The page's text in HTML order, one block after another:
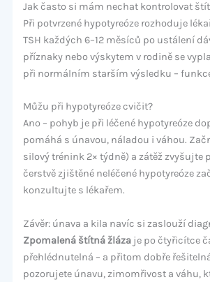
Jak často si mám nechat kontrolovat
Při potvrzené hypotyreóze rozhoduje
TSH každých 6–12 měsíců po ustálení
příznaky nebo výskytem v rodině se
při normálním starším výsledku –
Můžu při hypotyreóze cvičit?
Ano – pohyb je při léčené hypotyreóze
pomáhá s únavou, náladou i váhou.
silový trénink 2× týdně) a zátěž zvyšujte
čerstvě zjištěné neléčené hypotyreóze
konzultujte s lékařem.
Závěr: únava a kila navíc si zaslouží
Zpomalená štítná žlázaje po čtyřicítce
přehlédnutelná – a přitom dobře
pozorujete únavu, zimomřivost a váhu,